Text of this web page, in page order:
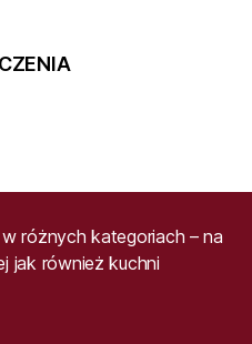
różnych kategoriach – na
jak również kuchni